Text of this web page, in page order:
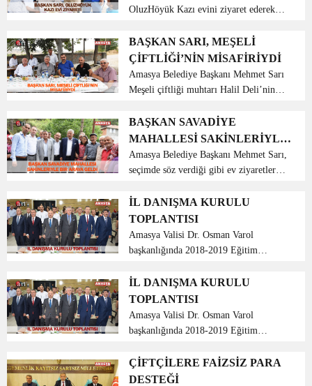
OluzHöyük Kazı evini ziyaret ederek
Dr. Şevket Dönmez’den bilgiler aldı.
Meşeli Çiftliği köyü daveti sonrası
Gözlek köyünde ...
BAŞKAN SARI, MEŞELİ
ÇİFTLİĞİ’NİN MİSAFİRİYDİ
Amasya Belediye Başkanı Mehmet Sarı
Meşeli çiftliği muhtarı Halil Deli’nin
çiftliği Köyü’nün Muhtarı Halil Deli,
Gözlek Köyü Muhtarı Erhan Zengin,
Köy imamı Mehmet ...
BAŞKAN SAVADİYE
MAHALLESİ SAKİNLERİYLE
BİR ARAYA GELDİ
Amasya Belediye Başkanı Mehmet Sarı,
seçimde söz verdiği gibi ev ziyaretlerine
Savadiye mahalle sakinleriyle
kahvaltıda bir araya geldi. 31 Mart
Seçiminde söz verdiği ...
İL DANIŞMA KURULU
TOPLANTISI
Amasya Valisi Dr. Osman Varol
başkanlığında 2018-2019 Eğitim
Danışma Kurulu toplantısı Macit Zeren
Fen Lisesi toplantı salonunda
gerçekleştirildi. Toplantıya Ama...
İL DANIŞMA KURULU
TOPLANTISI
Amasya Valisi Dr. Osman Varol
başkanlığında 2018-2019 Eğitim
Danışma Kurulu toplantısı Macit Zeren
Fen Lisesi toplantı salonunda
ÇİFTÇİLERE FAİZSİZ PARA
DESTEĞİ